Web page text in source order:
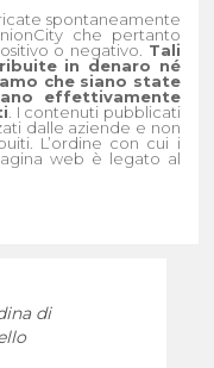
spontaneamente
che pertanto
o negativo. Tali
in denaro né
che siano state
effettivamente
. I contenuti pubblicati
dalle aziende e non
L’ordine con cui i
web è legato al
di